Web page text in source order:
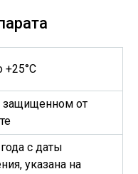
+25°C
защищенном от
с даты
указана на